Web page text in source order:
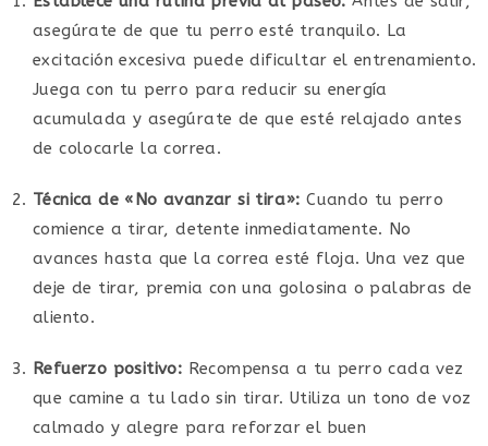
asegúrate de que tu perro esté tranquilo. La
excitación excesiva puede dificultar el entrenamiento.
Juega con tu perro para reducir su energía
acumulada y asegúrate de que esté relajado antes
de colocarle la correa.
Técnica de «No avanzar si tira»: Cuando tu perro
comience a tirar, detente inmediatamente. No
avances hasta que la correa esté floja. Una vez que
deje de tirar, premia con una golosina o palabras de
aliento.
Refuerzo positivo: Recompensa a tu perro cada vez
que camine a tu lado sin tirar. Utiliza un tono de voz
calmado y alegre para reforzar el buen